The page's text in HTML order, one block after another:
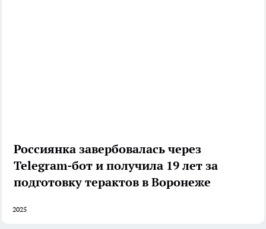
Россиянка завербовалась через
Telegram-бот и получила 19 лет за
подготовку терактов в Воронеже
2025